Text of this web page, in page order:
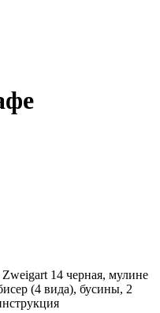
14 черная, мулине
(4 вида), бусины, 2